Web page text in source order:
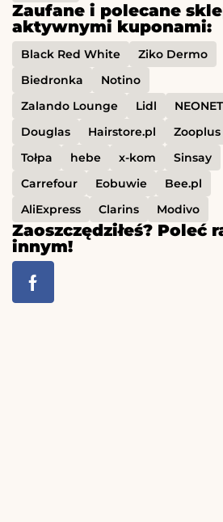
Zaufane i polecane
aktywnymi kuponami:
Black Red White
Ziko Dermo
Biedronka
Notino
Zalando Lounge
Lidl
NEONET
Douglas
Hairstore.pl
Zooplus
Tołpa
hebe x-kom
Sinsay
Carrefour
Eobuwie
Bee.pl
AliExpress
Clarins Modivo
Zaoszczędziłeś? Poleć
innym!